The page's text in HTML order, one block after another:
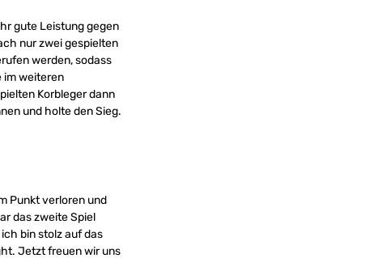
gute Leistung gegen
nur zwei gespielten
werden, sodass
im weiteren
Korbleger dann
und holte den Sieg.
Punkt verloren und
das zweite Spiel
bin stolz auf das
Jetzt freuen wir uns